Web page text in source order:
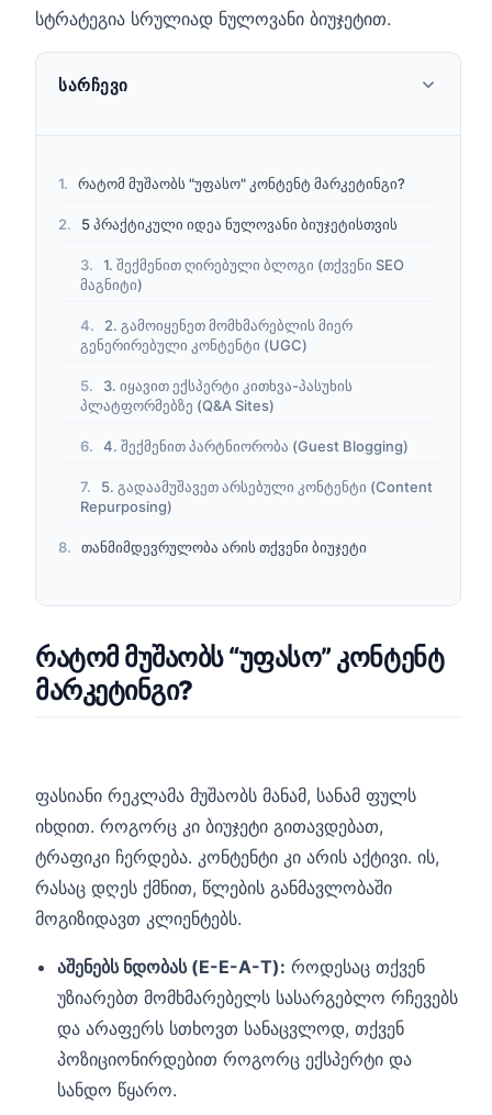
სტრატეგია სრულიად ნულოვანი ბიუჯეტით.
ᲡᲐᲠᲩᲔᲕᲘ
რატომ მუშაობს "უფასო" კონტენტ მარკეტინგი?
5 პრაქტიკული იდეა ნულოვანი ბიუჯეტისთვის
1. შექმენით ღირებული ბლოგი (თქვენი SEO
მაგნიტი)
2. გამოიყენეთ მომხმარებლის მიერ
გენერირებული კონტენტი (UGC)
3. იყავით ექსპერტი კითხვა-პასუხის
პლატფორმებზე (Q&A Sites)
4. შექმენით პარტნიორობა (Guest Blogging)
5. გადაამუშავეთ არსებული კონტენტი (Content
Repurposing)
თანმიმდევრულობა არის თქვენი ბიუჯეტი
რატომ მუშაობს “უფასო” კონტენტ
მარკეტინგი?
ფასიანი რეკლამა მუშაობს მანამ, სანამ ფულს
იხდით. როგორც კი ბიუჯეტი გითავდებათ,
ტრაფიკი ჩერდება. კონტენტი კი არის აქტივი. ის,
რასაც დღეს ქმნით, წლების განმავლობაში
მოგიზიდავთ კლიენტებს.
აშენებს ნდობას (E-E-A-T): როდესაც თქვენ
უზიარებთ მომხმარებელს სასარგებლო რჩევებს
და არაფერს სთხოვთ სანაცვლოდ, თქვენ
პოზიციონირდებით როგორც ექსპერტი და
სანდო წყარო.